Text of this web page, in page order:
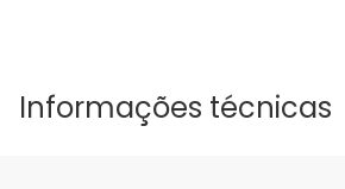
Informações técnicas